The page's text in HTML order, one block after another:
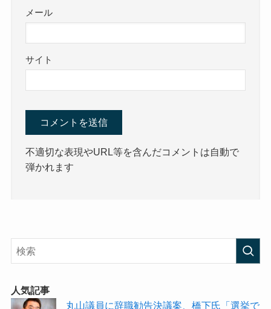
メール
サイト
不適切な表現やURL等を含んだコメントは自動で
弾かれます
人気記事
丸山議員に辞職勧告決議案、橋下氏「選挙で